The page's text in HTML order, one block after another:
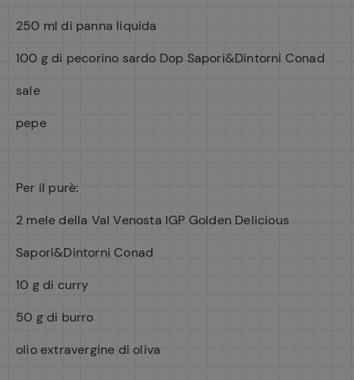
250 ml di panna liquida
100 g di pecorino sardo Dop Sapori&Dintorni Conad
sale
pepe
Per il purè:
2 mele della Val Venosta IGP Golden Delicious
Sapori&Dintorni Conad
10 g di curry
50 g di burro
olio extravergine di oliva